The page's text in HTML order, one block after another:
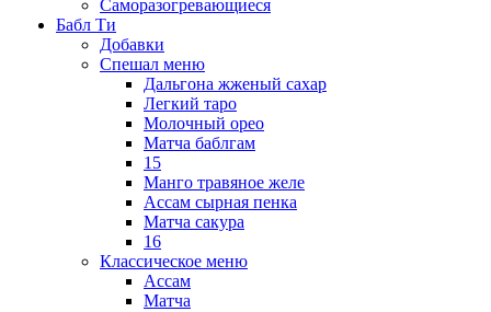
Саморазогревающиеся
Бабл Ти
Добавки
Спешал меню
Дальгона жженый сахар
Легкий таро
Молочный орео
Матча баблгам
15
Манго травяное желе
Ассам сырная пенка
Матча сакура
16
Классическое меню
Ассам
Матча